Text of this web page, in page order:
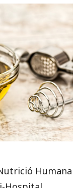
Humana